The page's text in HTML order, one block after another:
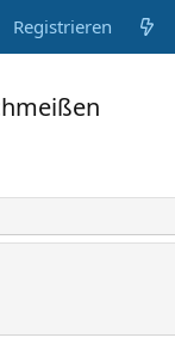
Registrieren